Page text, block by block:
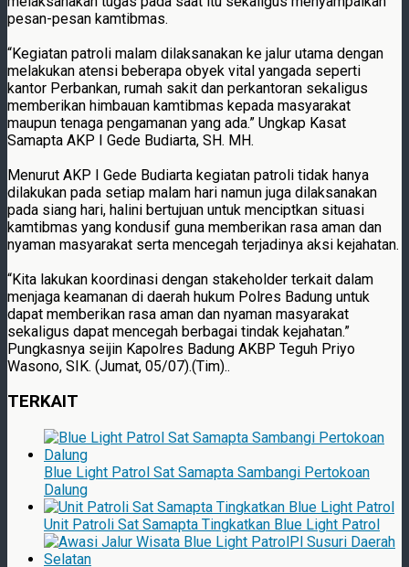
pesan-pesan kamtibmas.
“Kegiatan patroli malam dilaksanakan ke jalur utama dengan
melakukan atensi beberapa obyek vital yangada seperti
kantor Perbankan, rumah sakit dan perkantoran sekaligus
memberikan himbauan kamtibmas kepada masyarakat
maupun tenaga pengamanan yang ada.” Ungkap Kasat
Samapta AKP I Gede Budiarta, SH. MH.
Menurut AKP I Gede Budiarta kegiatan patroli tidak hanya
dilakukan pada setiap malam hari namun juga dilaksanakan
pada siang hari, halini bertujuan untuk menciptkan situasi
kamtibmas yang kondusif guna memberikan rasa aman dan
nyaman masyarakat serta mencegah terjadinya aksi kejahatan.
“Kita lakukan koordinasi dengan stakeholder terkait dalam
menjaga keamanan di daerah hukum Polres Badung untuk
dapat memberikan rasa aman dan nyaman masyarakat
sekaligus dapat mencegah berbagai tindak kejahatan.”
Pungkasnya seijin Kapolres Badung AKBP Teguh Priyo
Wasono, SIK. (Jumat, 05/07).(Tim)..
TERKAIT
Blue Light Patrol Sat Samapta Sambangi Pertokoan
Dalung
Unit Patroli Sat Samapta Tingkatkan Blue Light Patrol